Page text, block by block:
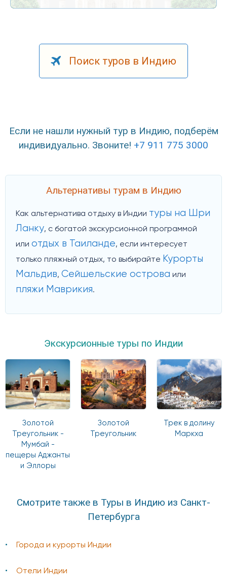
Поиск туров в Индию
Если не нашли нужный тур в Индию, подберём
индивидуально. Звоните! +7 911 775 3000
Альтернативы турам в Индию
Как альтернатива отдыху в Индии туры на Шри
Ланку, с богатой экскурсионной программой
или отдых в Таиланде, если интересует
только пляжный отдых, то выбирайте Курорты
Мальдив, Сейшельские острова или
пляжи Маврикия.
Экскурсионные туры по Индии
Золотой
Треугольник -
Мумбай -
пещеры Аджанты
и Эллоры
Золотой
Треугольник
Трек в долину
Маркха
Смотрите также в Туры в Индию из Санкт-
Петербурга
Города и курорты Индии
Отели Индии